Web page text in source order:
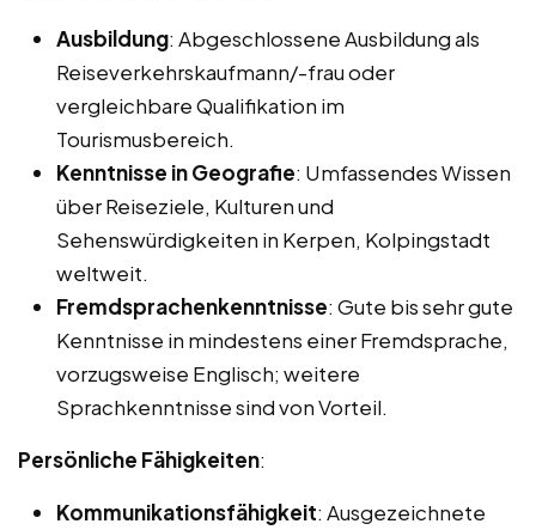
Ausbildung: Abgeschlossene Ausbildung als
Reiseverkehrskaufmann/-frau oder
vergleichbare Qualifikation im
Tourismusbereich.
Kenntnisse in Geografie: Umfassendes Wissen
über Reiseziele, Kulturen und
Sehenswürdigkeiten in Kerpen, Kolpingstadt
weltweit.
Fremdsprachenkenntnisse: Gute bis sehr gute
Kenntnisse in mindestens einer Fremdsprache,
vorzugsweise Englisch; weitere
Sprachkenntnisse sind von Vorteil.
Persönliche Fähigkeiten:
Kommunikationsfähigkeit: Ausgezeichnete